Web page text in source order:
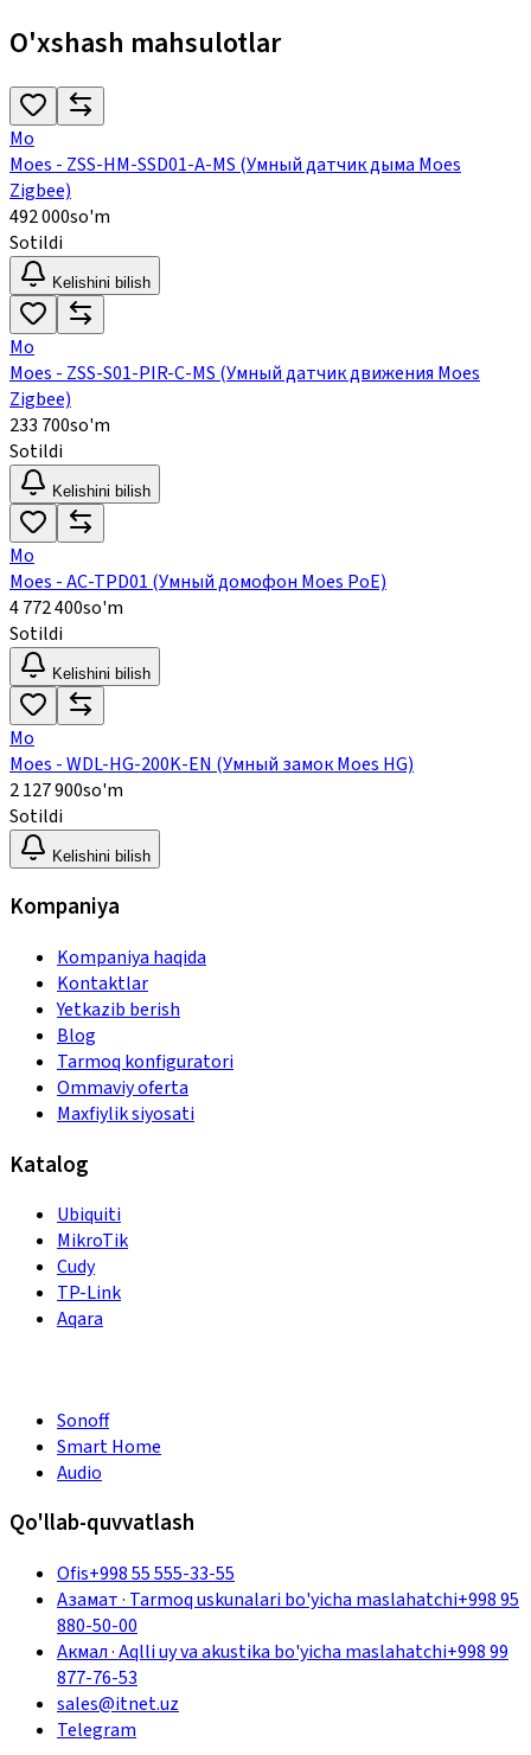
O'xshash mahsulotlar
Mo
Moes - ZSS-HM-SSD01-A-MS (Умный датчик дыма Moes
Zigbee)
492 000so'm
Sotildi
Kelishini bilish
Mo
Moes - ZSS-S01-PIR-C-MS (Умный датчик движения Moes
Zigbee)
233 700so'm
Sotildi
Kelishini bilish
Mo
Moes - AC-TPD01 (Умный домофон Moes PoE)
4 772 400so'm
Sotildi
Kelishini bilish
Mo
Moes - WDL-HG-200K-EN (Умный замок Moes HG)
2 127 900so'm
Sotildi
Kelishini bilish
Kompaniya
Kompaniya haqida
Kontaktlar
Yetkazib berish
Blog
Tarmoq konfiguratori
Ommaviy oferta
Maxfiylik siyosati
Katalog
Ubiquiti
MikroTik
Cudy
TP-Link
Aqara
Sonoff
Smart Home
Audio
Qo'llab-quvvatlash
Ofis+998 55 555-33-55
Азамат· Tarmoq uskunalari bo'yicha maslahatchi+998 95
880-50-00
Акмал·Aqlli uy va akustika bo'yicha maslahatchi+998 99
877-76-53
sales@itnet.uz
Telegram